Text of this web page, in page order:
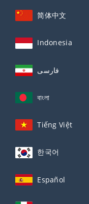
简体中文
Indonesia
فارسی
বাংলা
Tiếng Việt
한국어
Español